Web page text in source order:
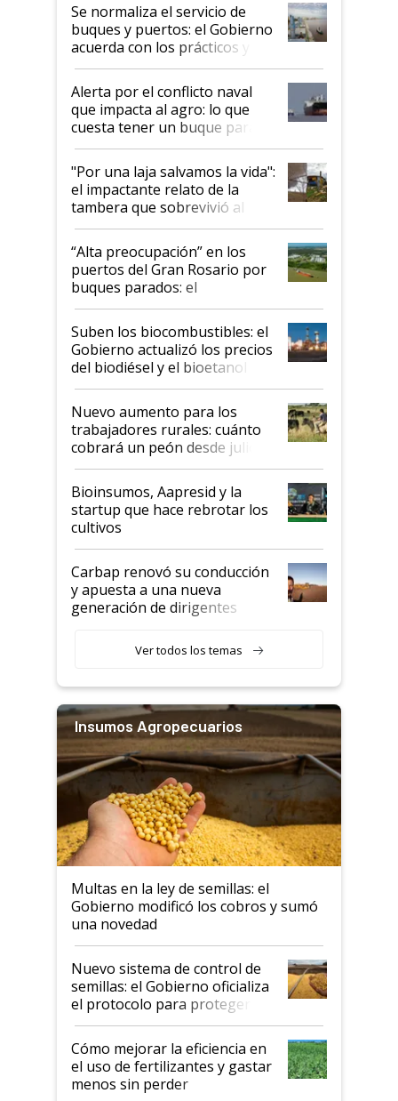
Se normaliza el servicio de
buques y puertos: el Gobierno
acuerda con los prácticos y
suspende el decreto de
desregulación
Alerta por el conflicto naval
que impacta al agro: lo que
cuesta tener un buque parado
y el peligro de que Argentina
pase a ser "país sucio"
"Por una laja salvamos la vida":
el impactante relato de la
tambera que sobrevivió al
tornado
“Alta preocupación” en los
puertos del Gran Rosario por
buques parados: el
funcionamiento de las
exportadoras en tensión tras
la medida de fuerza de los
prácticos
Suben los biocombustibles: el
Gobierno actualizó los precios
del biodiésel y el bioetanol
Nuevo aumento para los
trabajadores rurales: cuánto
cobrará un peón desde julio
Bioinsumos, Aapresid y la
startup que hace rebrotar los
cultivos
Carbap renovó su conducción
y apuesta a una nueva
generación de dirigentes
Ver todos los temas
Insumos Agropecuarios
Multas en la ley de semillas: el
Gobierno modificó los cobros y sumó
una novedad
Nuevo sistema de control de
semillas: el Gobierno oficializa
el protocolo para proteger la
propiedad intelectual
Cómo mejorar la eficiencia en
el uso de fertilizantes y gastar
menos sin perder